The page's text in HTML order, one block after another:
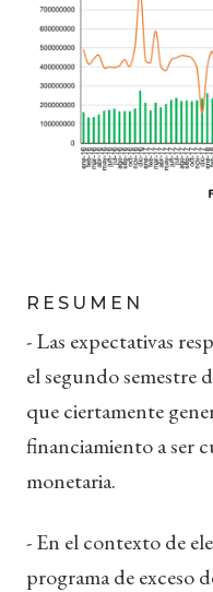
RESUMEN
- Las expectativas
el segundo semestre
que ciertamente
financiamiento a ser
monetaria.
- En el contexto de
programa de exceso